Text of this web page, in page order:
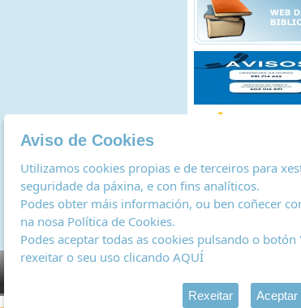
Política de cookies| Rexistro de actividades de tratamento
Aviso de Cookies
Utilizamos cookies propias e de terceiros para
seguridade da páxina, e con fins analíticos.
Podes obter máis información, ou ben coñecer
na nosa Política de Cookies.
Podes aceptar todas as cookies pulsando o
rexeitar o seu uso clicando AQUÍ
Rexeitar Aceptar